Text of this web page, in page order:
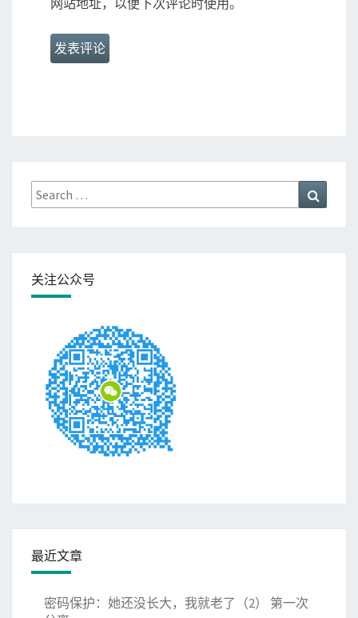
网站地址，以便下次评论时使用。
Search
for:
关注公众号
最近文章
密码保护：她还没长大，我就老了（2） 第一次